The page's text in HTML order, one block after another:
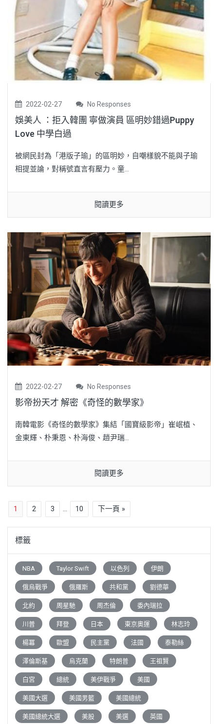
2022-02-27 No Responses
娛美人 ：拒入韓團 寧做演員 區明妙錯過Puppy
Love 中學白過
被網民封為「港版子瑜」的區明妙，自嘲樣貌不能與子瑜
相提並論，對稱號直言有壓力。童...
閱讀更多
2022-02-27 No Responses
影帝扮天才 解密《奇怪的數學家》
南韓電影《奇怪的數學家》集結「國寶級影帝」崔岷植、
金東輝、朴秉恩、朴海俊、趙尹瑞...
閱讀更多
1 2 3 ... 10 下一頁 »
標籤
NBA Taylor Swift 以色列 伊朗
俄烏戰爭 俄羅斯 共和黨 劉德華
北約 周星馳 周杰倫 委內瑞拉
川普 拜登 日本 東京奧運 林志玲
楊冪 歐盟 民主黨 法國 泰勒絲
澤倫斯基 烏克蘭 特朗普 王祖賢
白宮 總統 美伊戰爭 美國
美國大選 美國男籃 美國總統
美國總統大選 美股 美選 英國